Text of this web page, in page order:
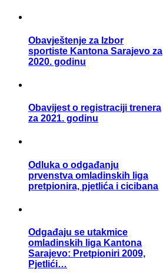
Obavještenje za Izbor
sportiste Kantona Sarajevo za
2020. godinu
Obavijest o registraciji trenera
za 2021. godinu
Odluka o odgađanju
prvenstva omladinskih liga
pretpionira, pjetlića i cicibana
Odgađaju se utakmice
omladinskih liga Kantona
Sarajevo: Pretpioniri 2009,
Pjetlići…